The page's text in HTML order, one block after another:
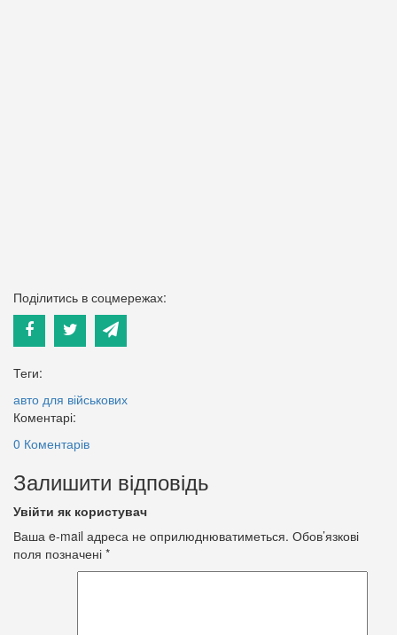
Поділитись в соцмережах:
Теги:
авто для військових
Коментарі:
0 Коментарів
Залишити відповідь
Увійти як користувач
Ваша e-mail адреса не оприлюднюватиметься. Обов’язкові
поля позначені *